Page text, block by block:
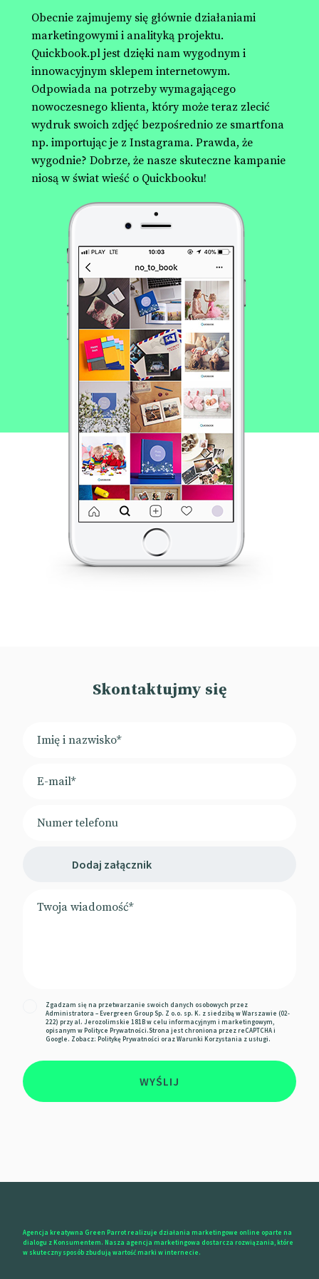
Obecnie zajmujemy się głównie działaniami
marketingowymi i analityką projektu.
Quickbook.pl jest dzięki nam wygodnym i
innowacyjnym sklepem internetowym.
Odpowiada na potrzeby wymagającego
nowoczesnego klienta, który może teraz zlecić
wydruk swoich zdjęć bezpośrednio ze smartfona
np. importując je z Instagrama. Prawda, że
wygodnie? Dobrze, że nasze skuteczne kampanie
niosą w świat wieść o Quickbooku!
Skontaktujmy się
Dodaj załącznik
Zgadzam się na przetwarzanie swoich danych osobowych przez
Administratora – Evergreen Group Sp. Z o.o. sp. K. z siedzibą w Warszawie (02-
222) przy al. Jerozolimskie 181B w celu informacyjnym i marketingowym,
opisanym w Polityce Prywatności.Strona jest chroniona przez reCAPTCHA i
Google. Zobacz: Politykę Prywatności orazWarunki Korzystania z usługi.
WYŚLIJ
Agencja kreatywna Green Parrot realizuje działania marketingowe online oparte na
dialogu z Konsumentem. Nasza agencja marketingowa dostarcza rozwiązania, które
w skuteczny sposób zbudują wartość marki w internecie.